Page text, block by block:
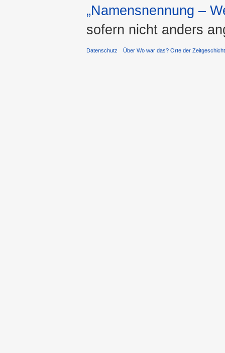
„Namensnennung –
sofern nicht anders
Datenschutz Über Wo war das? Orte der